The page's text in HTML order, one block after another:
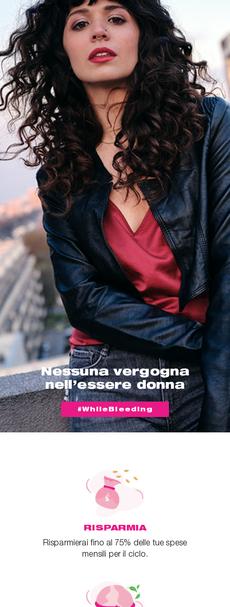
Nessuna vergogna
nell’essere donna
#WhileBleeding
RISPARMIA
Risparmierai fino al 75% delle tue spese
mensili per il ciclo.